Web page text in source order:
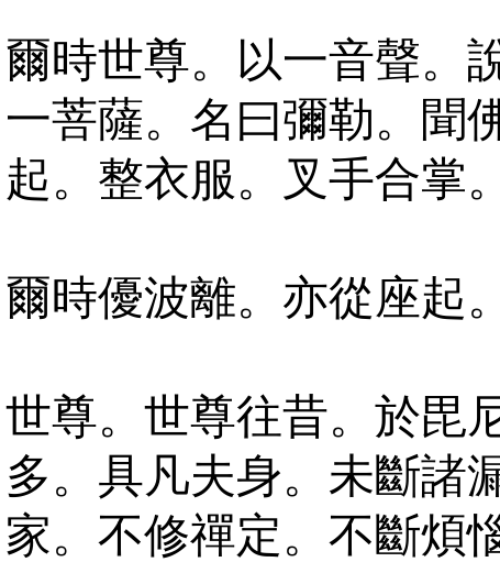
爾時世尊。以一音聲。
一菩薩。名曰彌勒。聞
起。整衣服。叉手合掌
爾時優波離。亦從座起
世尊。世尊往昔。於毘
多。具凡夫身。未斷諸
家。不修禪定。不斷煩